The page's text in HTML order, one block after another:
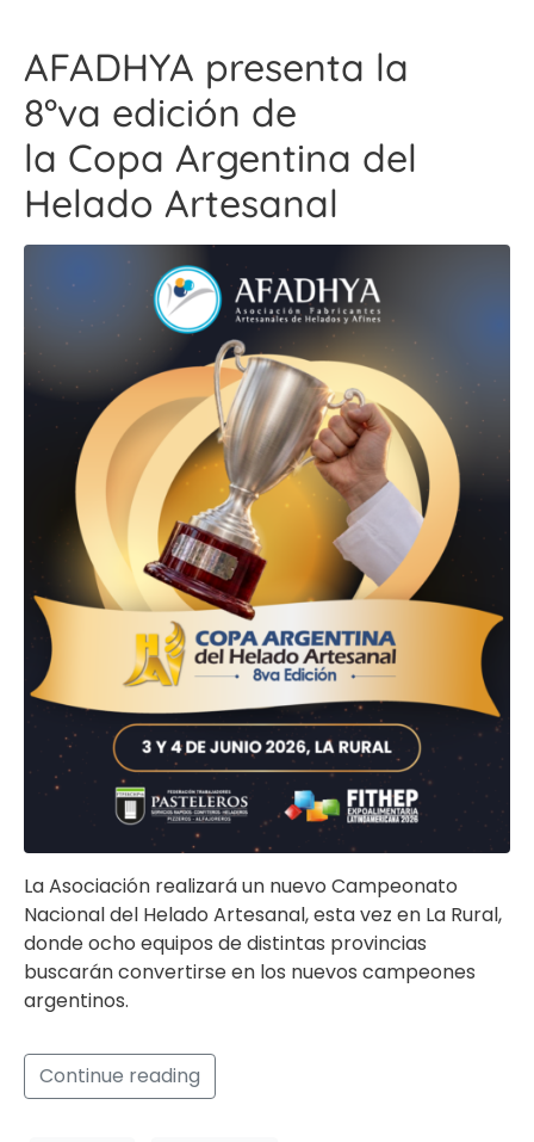
AFADHYA presenta la
8°va edición de
la Copa Argentina del
Helado Artesanal
La Asociación realizará un nuevo Campeonato
Nacional del Helado Artesanal, esta vez en La Rural,
donde ocho equipos de distintas provincias
buscarán convertirse en los nuevos campeones
argentinos.
Continue reading